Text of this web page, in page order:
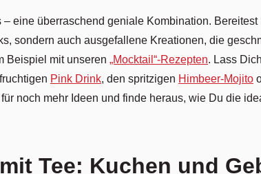
– eine überraschend geniale Kombination.
sondern auch ausgefallene Kreationen, die
Beispiel mit unseren „Mocktail“-Rezepten. Lass
Pink Drink, den spritzigen Himbeer-Mojito
noch mehr Ideen und finde heraus, wie Du die
Tee: Kuchen und